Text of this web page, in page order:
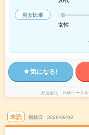
男女比率
女性
気になる!
派遣会社 日研トータ
未読 掲載日 2026/08/02